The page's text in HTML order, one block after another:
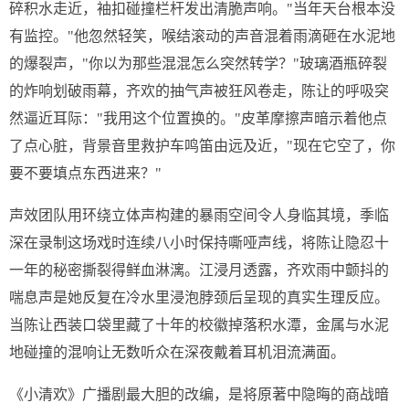
碎积水走近，袖扣碰撞栏杆发出清脆声响。"当年天台根本没
有监控。"他忽然轻笑，喉结滚动的声音混着雨滴砸在水泥地
的爆裂声，"你以为那些混混怎么突然转学？"玻璃酒瓶碎裂
的炸响划破雨幕，齐欢的抽气声被狂风卷走，陈让的呼吸突
然逼近耳际："我用这个位置换的。"皮革摩擦声暗示着他点
了点心脏，背景音里救护车鸣笛由远及近，"现在它空了，你
要不要填点东西进来？"
声效团队用环绕立体声构建的暴雨空间令人身临其境，季临
深在录制这场戏时连续八小时保持嘶哑声线，将陈让隐忍十
一年的秘密撕裂得鲜血淋漓。江浸月透露，齐欢雨中颤抖的
喘息声是她反复在冷水里浸泡脖颈后呈现的真实生理反应。
当陈让西装口袋里藏了十年的校徽掉落积水潭，金属与水泥
地碰撞的混响让无数听众在深夜戴着耳机泪流满面。
《小清欢》广播剧最大胆的改编，是将原著中隐晦的商战暗